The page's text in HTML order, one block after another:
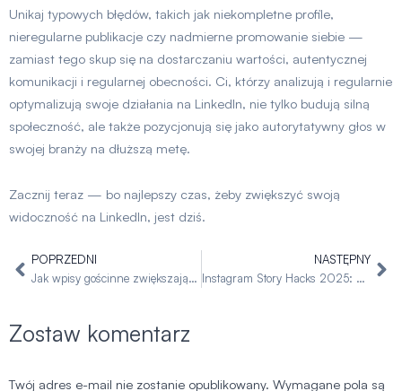
Unikaj typowych błędów, takich jak niekompletne profile,
nieregularne publikacje czy nadmierne promowanie siebie —
zamiast tego skup się na dostarczaniu wartości, autentycznej
komunikacji i regularnej obecności. Ci, którzy analizują i regularnie
optymalizują swoje działania na LinkedIn, nie tylko budują silną
społeczność, ale także pozycjonują się jako autorytatywny głos w
swojej branży na dłuższą metę.
Zacznij teraz — bo najlepszy czas, żeby zwiększyć swoją
widoczność na LinkedIn, jest dziś.
PrevPOPRZEDNI
Jak wpisy gościnne zwiększają widoczność 2025
NASTĘPNY
Instagram Story Hacks 2025: 5 Strategii Opartych na Danych dla Większego Zasięgu i Widoczności
Zostaw komentarz
Twój adres e-mail nie zostanie opublikowany. Wymagane pola są